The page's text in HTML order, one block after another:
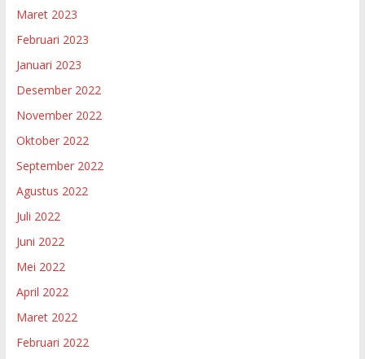
Maret 2023
Februari 2023
Januari 2023
Desember 2022
November 2022
Oktober 2022
September 2022
Agustus 2022
Juli 2022
Juni 2022
Mei 2022
April 2022
Maret 2022
Februari 2022